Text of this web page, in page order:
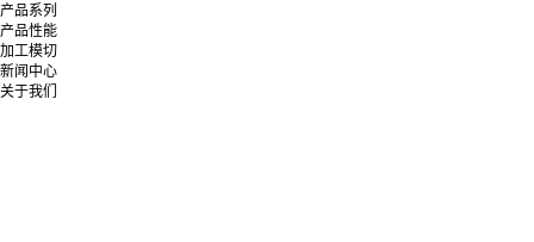
产品系列
产品性能
加工模切
新闻中心
关于我们